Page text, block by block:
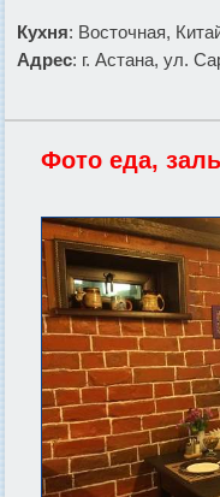
Кухня: Восточная,
Адрес: г. Астана, ул.
Фото еда,